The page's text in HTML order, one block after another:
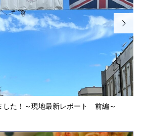
した！～現地最新レポート 前編～
